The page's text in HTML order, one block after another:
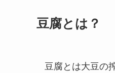
豆腐とは？
豆腐とは大豆の